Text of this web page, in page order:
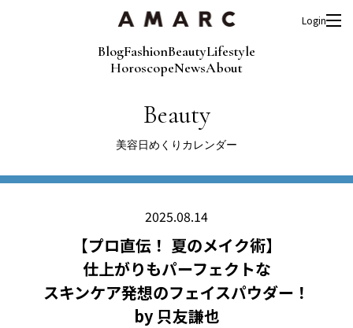
BlogFashionBeautyLifestyle
HoroscopeNewsAbout
Login
Beauty
美容日めくりカレンダー
2025.08.14
【プロ直伝！ 夏のメイク術】
仕上がりもパーフェクトな
スキンケア発想のフェイスパウダー！
by 只友謙也